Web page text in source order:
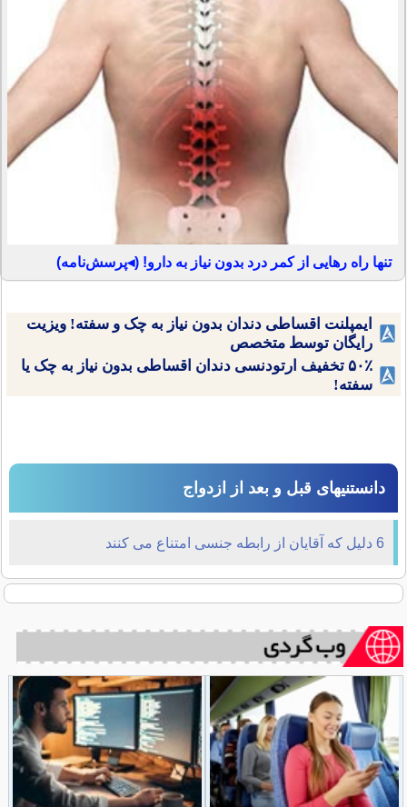
تنها راه رهایی از کمر درد بدون نیاز به دارو! (◂پرسش‌نامه)
ایمپلنت اقساطی دندان بدون نیاز به چک و سفته! ویزیت
رایگان توسط متخصص
۵۰٪ تخفیف ارتودنسی دندان اقساطی بدون نیاز به چک یا
سفته!
دانستنیهای قبل و بعد از ازدواج
6 دلیل که آقایان از رابطه جنسی امتناع می کنند